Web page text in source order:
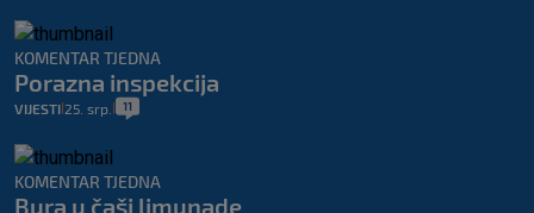
KOMENTAR TJEDNA
Porazna inspekcija
VIJESTI 25. srp. 11
KOMENTAR TJEDNA
Bura u čaši limunade